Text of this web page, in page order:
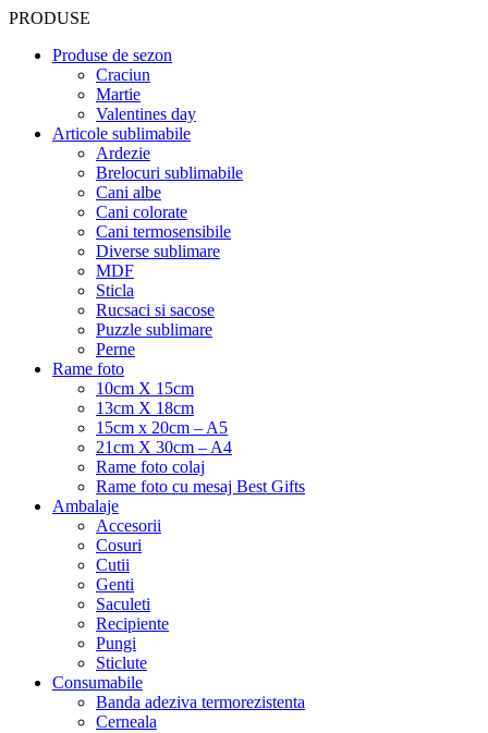
PRODUSE
Produse de sezon
Craciun
Martie
Valentines day
Articole sublimabile
Ardezie
Brelocuri sublimabile
Cani albe
Cani colorate
Cani termosensibile
Diverse sublimare
MDF
Sticla
Rucsaci si sacose
Puzzle sublimare
Perne
Rame foto
10cm X 15cm
13cm X 18cm
15cm x 20cm – A5
21cm X 30cm – A4
Rame foto colaj
Rame foto cu mesaj Best Gifts
Ambalaje
Accesorii
Cosuri
Cutii
Genti
Saculeti
Recipiente
Pungi
Sticlute
Consumabile
Banda adeziva termorezistenta
Cerneala